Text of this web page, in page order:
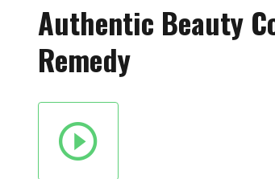
Authentic Beauty
Remedy